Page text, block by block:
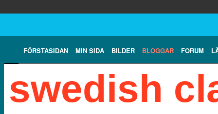
FÖRSTASIDAN MIN SIDA BILDER BLOGGAR FORUM
swedish